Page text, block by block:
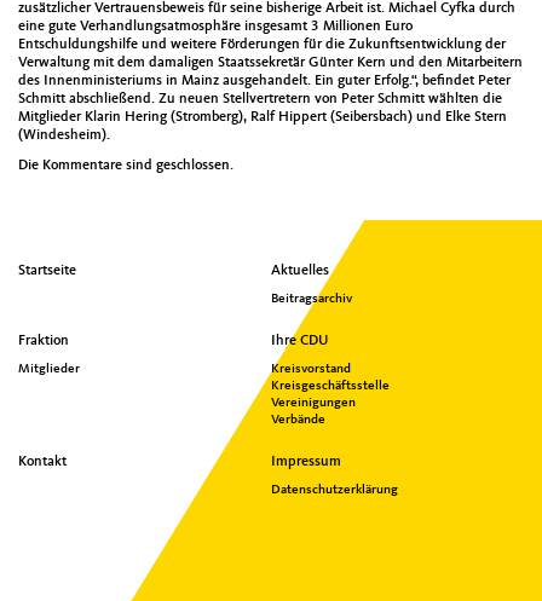
zusätzlicher Vertrauensbeweis für seine bisherige Arbeit ist. Michael Cyfka durch
eine gute Verhandlungsatmosphäre insgesamt 3 Millionen Euro
Entschuldungshilfe und weitere Förderungen für die Zukunftsentwicklung der
Verwaltung mit dem damaligen Staatssekretär Günter Kern und den Mitarbeitern
des Innenministeriums in Mainz ausgehandelt. Ein guter Erfolg.“, befindet Peter
Schmitt abschließend. Zu neuen Stellvertretern von Peter Schmitt wählten die
Mitglieder Klarin Hering (Stromberg), Ralf Hippert (Seibersbach) und Elke Stern
(Windesheim).
Die Kommentare sind geschlossen.
Seitenübersicht
Footer
Startseite Aktuelles
Beitragsarchiv
Fraktion
Mitglieder
Ihre CDU
Kreisvorstand
Kreisgeschäftsstelle
Vereinigungen
Verbände
Kontakt Impressum
Datenschutzerklärung